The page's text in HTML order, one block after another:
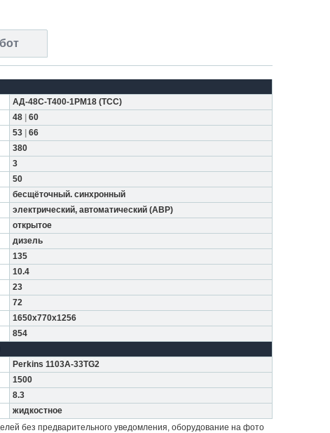
АД-48С-Т400-1РМ18 (ТСС)
48
60
53
66
380
3
50
бесщёточный. синхронный
электрический, автоматический (АВР)
открытое
дизель
135
10.4
23
72
1650x770x1256
854
Perkins 1103A-33TG2
1500
8.3
жидкостное
без предварительного уведомления, оборудование на фото